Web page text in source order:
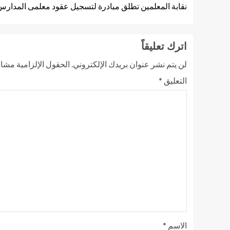
نقابة المعلمين تطلق مبادرة لتسجيل عقود معلمى
اترك تعليقاً
لن يتم نشر عنوان بريدك الإلكتروني. الحقول الإلزامية مشار
التعليق *
الاسم *